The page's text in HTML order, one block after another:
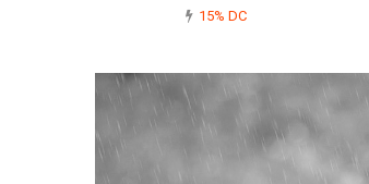
15% DC